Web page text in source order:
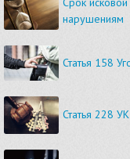
нарушениям
Статья 158
Статья 228